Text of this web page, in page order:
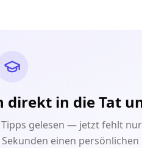
direkt in die Tat
gelesen — jetzt fehlt nur
einen persönlichen